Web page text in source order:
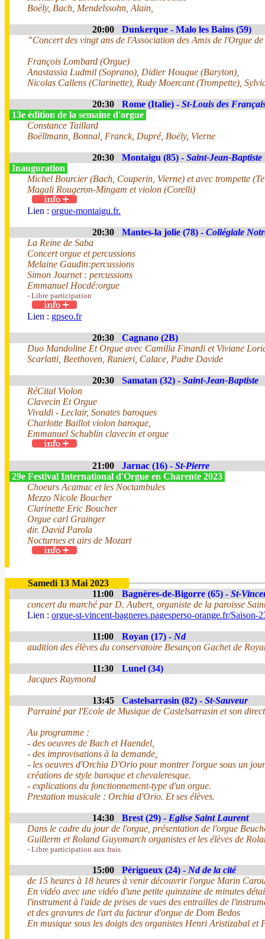
Boëly, Bach, Mendelssohn, Alain,
20:00
Dunkerque - Malo les Bains (59)
”Concert des vingt ans de l'Association des Amis de l'Orgue
François Lombard (Orgue)
Anastassia Ludmil (Soprano), Didier Houque (Baryton),
Nicolas Callens (Clarinette), Rudy Moercant (Trompette),
20:30 Rome (Italie) - St-Louis des
13e édition de la semaine d'orgue
Constance Taillard
Boëllmann, Bonnal, Franck, Dupré, Boëly, Vierne
20:30 Montaigu (85) - Saint-Jean-Baptiste
Inauguration
Michel Bourcier (Bach, Couperin, Vierne) et avec trompette
Magali Rougeron-Mingam et violon (Corelli)
Lien : orgue-montaigu.fr.
20:30 Mantes-la jolie (78) - Collégiale
La Reine de Saba
Concert orgue et percussions
Melaine Gaudin:percussions
Simon Journet : percussions
Emmanuel Hocdé:orgue
- Libre participation
Lien : gpseo.fr
20:30
Cagnano (2B)
Duo Mandoline Et Orgue avec Camilla Finardi et Viviane
Scarlatti, Beethoven, Ranieri, Calace, Padre Davide
20:30 Samatan (32) - Saint-Jean-Baptiste
RéCital Violon
Clavecin Et Orgue
Vivaldi - Leclair, Sonates baroques
Charlotte Baillot violon baroque,
Emmanuel Schublin clavecin et orgue
21:00 Jarnac (16) - St-Pierre
29e Festival International d'Orgue en Charente 2023
Choeurs Acamac et les Noctambules
Mezzo Nicole Boucher
Clarinette Eric Boucher
Orgue carl Grainger
dir. David Parola
Nocturnes et airs de Mozart
Samedi 13 Mai 2023
11:00
Bagnères-de-Bigorre (65) - St-
concert du marché par D. Aubert, organiste de la paroisse
Lien : orgue-st-vincent-bagneres.pagesperso-orange.fr/Saison-
11:00 Royan (17) - Nd
audition des élèves du conservatoire Besançon Gachet de
11:30
Lunel (34)
Jacques Raymond
13:45 Castelsarrasin (82) - St-Sauveur
Parrainé par l'Ecole de Musique de Castelsarrasin et son
Au programme :
- des oeuvres de Bach et Haendel,
- des improvisations à la demande,
- les oeuvres d'Orchia D'Orio pour montrer l'orgue sous un
créations de style baroque et chevaleresque.
- explications du fonctionnement-type d'un orgue.
Prestation musicale : Orchia d'Orio. Et ses élèves.
14:30 Brest (29) - Eglise Saint Laurent
Dans le cadre du jour de l'orgue, présentation de l'orgue
Guillerm et Roland Guyomarch organistes et les élèves de
- Libre participation aux frais
15:00 Périgueux (24) - Nd de la cité
de 15 heures à 18 heures à venir découvrir l'orgue Marin
En vidéo avec une vidéo d'une petite quinzaine de minutes
l'instrument à l'aide de prises de vues des entrailles de
et des gravures de l'art du facteur d'orgue de Dom Bedos
En musique sous les doigts des organistes Henri Aristizabal et